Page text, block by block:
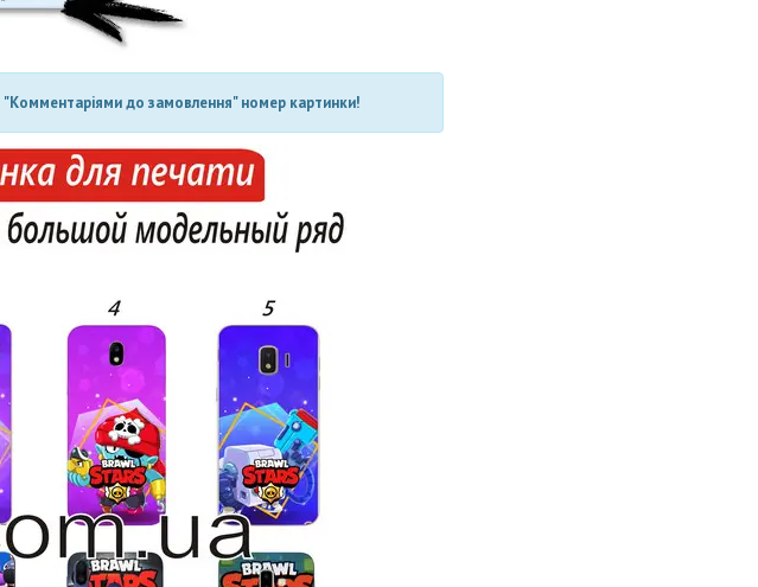
"Комментаріями до замовлення" номер картинки!